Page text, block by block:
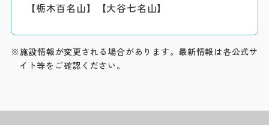
【栃木百名山】【大谷七名山】
※施設情報が変更される場合があります。最新情報は各公式サ
イト等をご確認ください。